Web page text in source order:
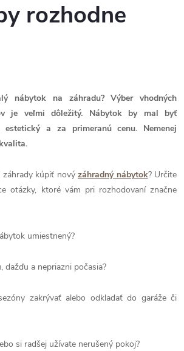
rozhodne
nábytok na záhradu? Výber vhodných
je veľmi dôležitý. Nábytok by mal byť
estetický a za primeranú cenu. Nemenej
záhrady kúpiť novýzáhradný nábytok? Určite
otázky, ktoré vám pri rozhodovaní značne
umiestnený?
dažďu a nepriazni počasia?
zakrývať alebo odkladať do garáže či
si radšej užívate nerušený pokoj?